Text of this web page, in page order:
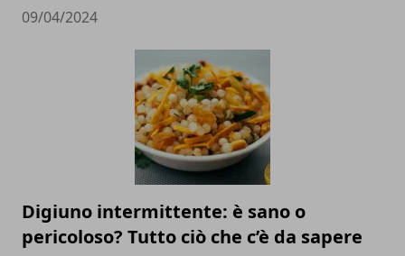
09/04/2024
Digiuno intermittente: è sano o
pericoloso? Tutto ciò che c’è da sapere